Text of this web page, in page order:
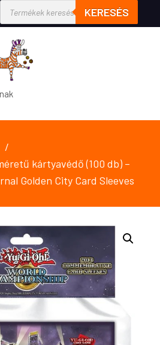
KERESÉS
kártyavédő (100 db) –
Golden City Card Sleeves